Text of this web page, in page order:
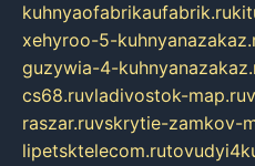
kuhnyaofabrikaufabrik.ru
xehyroo-5-
guzywia-4-
cs68.ruvladivostok-map.ru
raszar.ruvskrytie-zamkov-
lipetsktelecom.ru